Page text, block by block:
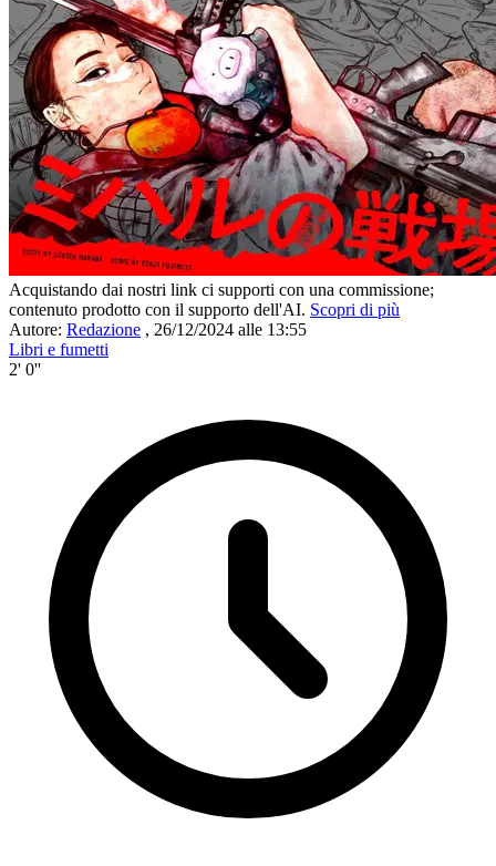
Acquistando dai nostri link ci supporti con una commissione;
contenuto prodotto con il supporto dell'AI. Scopri di più
Autore: Redazione , 26/12/2024 alle 13:55
Libri e fumetti
2' 0''